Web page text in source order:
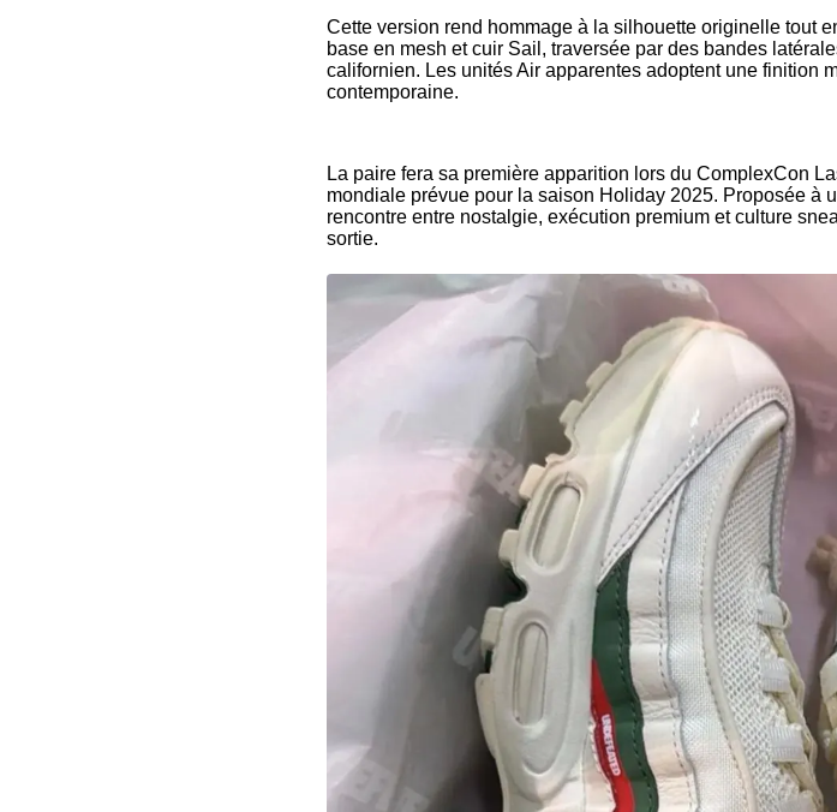
Cette version rend hommage à la silhouette originelle tout
base en mesh et cuir Sail, traversée par des bandes
californien. Les unités Air apparentes adoptent une finition
contemporaine.
La paire fera sa première apparition lors du ComplexCon
mondiale prévue pour la saison Holiday 2025. Proposée à
rencontre entre nostalgie, exécution premium et culture
sortie.